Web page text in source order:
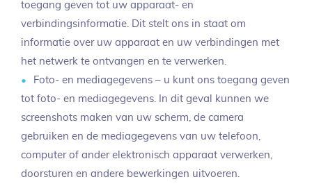
toegang geven tot uw apparaat- en
verbindingsinformatie. Dit stelt ons in staat om
informatie over uw apparaat en uw verbindingen met
het netwerk te ontvangen en te verwerken.
Foto- en mediagegevens – u kunt ons toegang geven
tot foto- en mediagegevens. In dit geval kunnen we
screenshots maken van uw scherm, de camera
gebruiken en de mediagegevens van uw telefoon,
computer of ander elektronisch apparaat verwerken,
doorsturen en andere bewerkingen uitvoeren.